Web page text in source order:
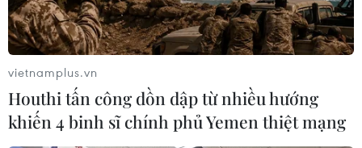
#Bệnh nhân #Phẫu thuật
#Phồng lóc động mạch chủ
#Điều trị
TP. Hà Nội
vietnamplus.vn
Houthi tấn công dồn dập từ nhiều hướng
khiến 4 binh sĩ chính phủ Yemen thiệt mạng